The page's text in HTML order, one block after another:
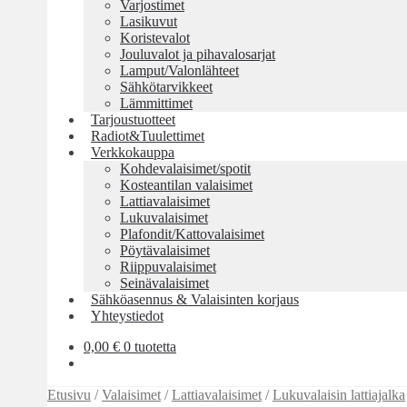
Varjostimet
Lasikuvut
Koristevalot
Jouluvalot ja pihavalosarjat
Lamput/Valonlähteet
Sähkötarvikkeet
Lämmittimet
Tarjoustuotteet
Radiot&Tuulettimet
Verkkokauppa
Kohdevalaisimet/spotit
Kosteantilan valaisimet
Lattiavalaisimet
Lukuvalaisimet
Plafondit/Kattovalaisimet
Pöytävalaisimet
Riippuvalaisimet
Seinävalaisimet
Sähköasennus & Valaisinten korjaus
Yhteystiedot
0,00 € 0 tuotetta
Etusivu /Valaisimet /Lattiavalaisimet /Lukuvalaisin lattiajalka